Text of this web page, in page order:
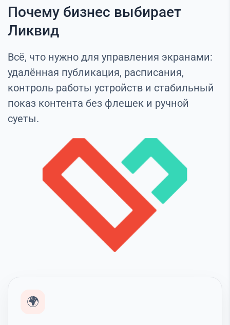
Почему бизнес выбирает
Ликвид
Всё, что нужно для управления экранами:
удалённая публикация, расписания,
контроль работы устройств и стабильный
показ контента без флешек и ручной
суеты.
🌍